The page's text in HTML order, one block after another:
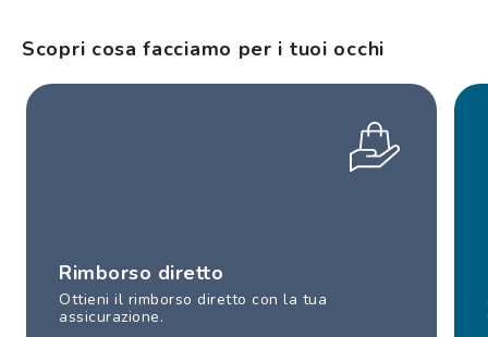
Scopri cosa facciamo per i tuoi occhi
Rimborso diretto
Ottieni il rimborso diretto con la tua
assicurazione.